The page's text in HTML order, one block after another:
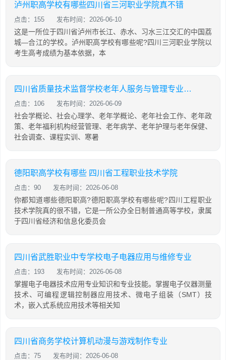
泸州职高学校有哪些四川省三河职业学院真不错
点击：155 发布时间：2026-06-10
这是一所位于四川省泸州市长江、赤水、习水三江交汇的中国荔
城—合江的学校。泸州职高学校有哪些呢?四川三河职业学院以
考生高考成绩为基本依据，本
四川省质量技术监督学校老年人服务与管理专业「中专」
点击：106 发布时间：2026-06-09
社会学概论、社会心理学、老年学概论、老年社会工作、老年政
策、老年福利机构经营管理、老年病学、老年护理与老年保健、
社会调查、课程实训、寒暑
德阳职高学校有哪些 四川省工程职业技术学院
点击：90 发布时间：2026-06-08
你都知道哪些德阳职高?德阳职高学校有哪些呢?四川工程职业
技术学院真的很不错，它是一所公办全日制普通高等学校，隶属
于四川省经济和信息化委员会
四川省武胜职业中专学校电子电器应用与维修专业
点击：193 发布时间：2026-06-08
掌握电子电器技术应用专业知识和专业技能。掌握电子仪器测量
技术、可编程逻辑控制器应用技术、微电子组装（SMT）技
术，嵌入式系统应用技术等相关知
四川省商务学校计算机动漫与游戏制作专业
点击：75 发布时间：2026-06-08